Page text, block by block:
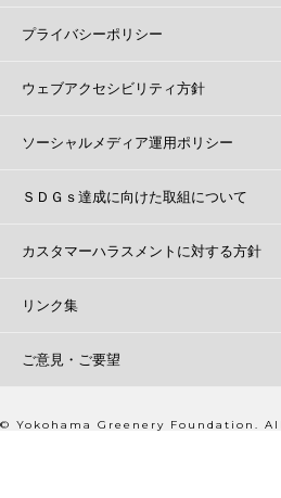
プライバシーポリシー
ウェブアクセシビリティ方針
ソーシャルメディア運用ポリシー
ＳＤＧｓ達成に向けた取組について
カスタマーハラスメントに対する方針
リンク集
ご意見・ご要望
© Yokohama Greenery Foundation.